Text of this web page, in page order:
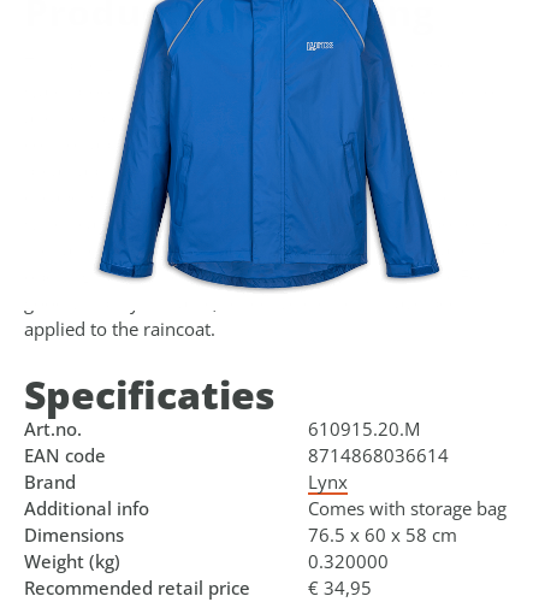
Product­omschrijving
This blue Lynx raincoat in size M, called Dry and Go, is fully
waterproof thanks to the taped seams. Because of the soft
and flexible nylon material, the raincoat feels very
comfortable to wear. In addition, nylon has good
breathability, which ensures that perspiration can easily
escape. On the sides of the raincoat there are pockets,
which can be closed with a zipper. The hood and bottom of
the raincoat are equipped with adjustable elastic band. The
openings of the sleeves can be adjusted with Velcro. For
applied to the raincoat.
Specificaties
Art.no.
610915.20.M
EAN code
8714868036614
Brand
Lynx
Additional info
Comes with storage bag
Dimensions
76.5 x 60 x 58 cm
Weight (kg)
0.320000
Recommended retail price
€ 34,95